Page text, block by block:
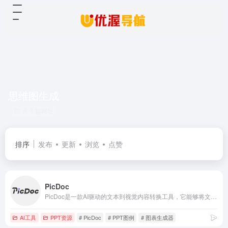
排序 发布 更新 浏览 点赞
PicDoc
AI工具 PPT资源 # PicDoc # PPT图例 # 图表生成器